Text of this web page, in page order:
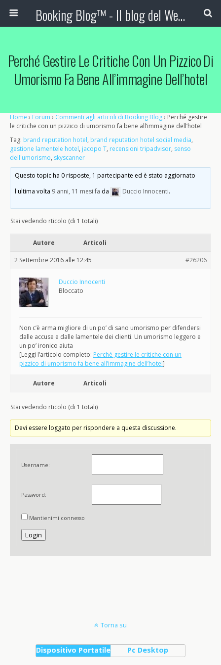
Booking Blog™ - Il blog del Web Marketing Turistico
Perché Gestire Le Critiche Con Un Pizzico Di
Umorismo Fa Bene All’immagine Dell’hotel
Home › Forum › Commenti agli articoli di Booking Blog› Perché gestire
le critiche con un pizzico di umorismo fa bene all’immagine dell’hotel
Tag: brand reputation hotel, brand reputation hotel social media,
gestione lamentele hotel, jacopo T, recensioni tripadvisor, senso
dell'umorismo, skyscanner
Questo topic ha 0 risposte, 1 partecipante ed è stato aggiornato
l'ultima volta 9 anni, 11 mesi fa da Duccio Innocenti.
Stai vedendo rticolo (di 1 totali)
Autore Articoli
2 Settembre 2016 alle 12:45 #26206
Duccio Innocenti
Bloccato
Non c’è arma migliore di un po’ di sano umorismo per difendersi
dalle accuse e dalle lamentele dei clienti. Un umorismo leggero e
un po’ ironico aiuta
[Leggi l’articolo completo: Perché gestire le critiche con un
pizzico di umorismo fa bene all’immagine dell’hotel]
Autore Articoli
Stai vedendo rticolo (di 1 totali)
Devi essere loggato per rispondere a questa discussione.
Username:
Password:
Mantienimi connesso
Login
Torna su
Dispositivo Portatile Pc Desktop